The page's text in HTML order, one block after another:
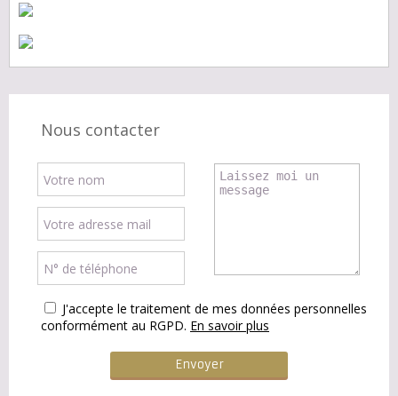
Nous contacter
J'accepte le traitement de mes données personnelles
conformément au RGPD. En savoir plus